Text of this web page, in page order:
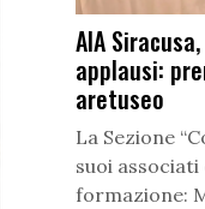
AIA
applausi:
aretuseo
La Sezione
suoi
formazione: